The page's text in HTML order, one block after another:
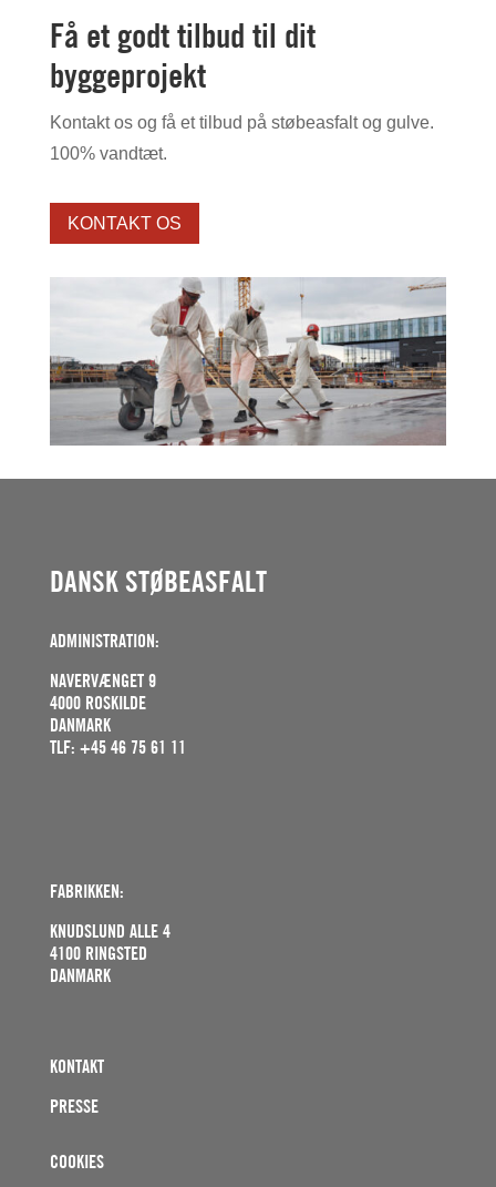
Få et godt tilbud til dit
byggeprojekt
Kontakt os og få et tilbud på støbeasfalt og gulve.
100% vandtæt.
KONTAKT OS
DANSK STØBEASFALT
ADMINISTRATION:
NAVERVÆNGET 9
4000 ROSKILDE
DANMARK
TLF: +45 46 75 61 11
FABRIKKEN:
KNUDSLUND ALLE 4
4100 RINGSTED
DANMARK
KONTAKT
PRESSE
COOKIES